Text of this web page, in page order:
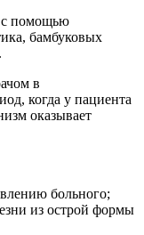
с помощью
бамбуковых
в
когда у пациента
оказывает
больного;
из острой формы